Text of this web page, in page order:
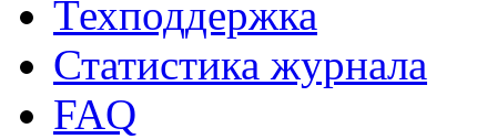
Техподдержка
Статистика журнала
FAQ